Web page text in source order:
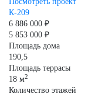
К-209
6 886 000 ₽
5 853 000 ₽
Площадь дома
190,5
Площадь террасы
18 м2
Количество этажей